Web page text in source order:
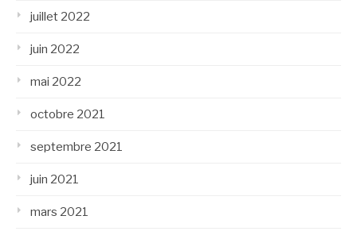
juillet 2022
juin 2022
mai 2022
octobre 2021
septembre 2021
juin 2021
mars 2021